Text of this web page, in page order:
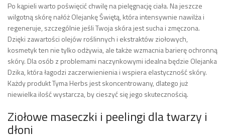
Po kąpieli warto poświęcić chwilę na pielęgnację ciała. Na jeszcze
wilgotną skórę nałóż Olejankę Świętą, która intensywnie nawilża i
regeneruje, szczególnie jeśli Twoja skóra jest sucha i zmęczona.
Dzięki zawartości olejów roślinnych i ekstraktów ziołowych,
kosmetyk ten nie tylko odżywia, ale także wzmacnia barierę ochronną
skóry. Dla osób z problemami naczynkowymi idealna będzie Olejanka
Dzika, która łagodzi zaczerwienienia i wspiera elastyczność skóry.
Każdy produkt Tyma Herbs jest skoncentrowany, dlatego już
niewielka ilość wystarcza, by cieszyć się jego skutecznością.
Ziołowe maseczki i peelingi dla twarzy i
dłoni